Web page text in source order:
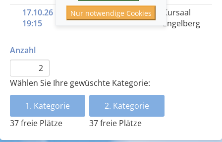
17.10.26
19:15
7 | «Aus tiefer Not»
Kursaal
Engelberg
Anzahl
Wählen Sie Ihre gewüschte Kategorie:
1. Kategorie
37 freie Plätze
2. Kategorie
37 freie Plätze
Nur notwendige Cookies